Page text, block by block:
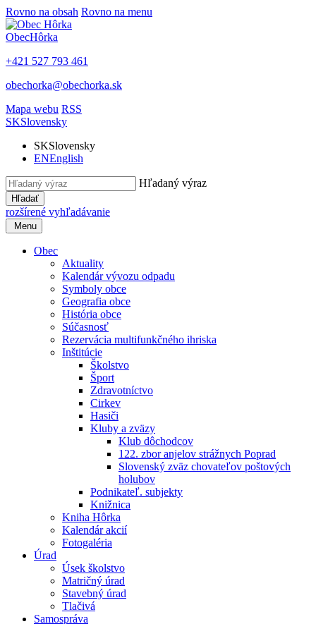
Rovno na obsah Rovno na menu
ObecHôrka
+421 527 793 461
obechorka@obechorka.sk
Mapa webu RSS
SKSlovensky
SKSlovensky
ENEnglish
Hľadaný výraz
Hľadať
rozšírené vyhľadávanie
Menu
Obec
Aktuality
Kalendár vývozu odpadu
Symboly obce
Geografia obce
História obce
Súčasnosť
Rezervácia multifunkčného ihriska
Inštitúcie
Školstvo
Šport
Zdravotníctvo
Cirkev
Hasiči
Kluby a zväzy
Klub dôchodcov
122. zbor anjelov strážnych Poprad
Slovenský zväz chovateľov poštových
holubov
Podnikateľ. subjekty
Knižnica
Kniha Hôrka
Kalendár akcií
Fotogaléria
Úrad
Úsek školstvo
Matričný úrad
Stavebný úrad
Tlačivá
Samospráva